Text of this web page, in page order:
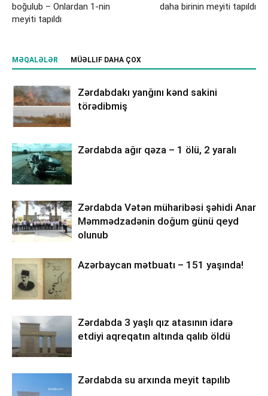
boğulub – Onlardan 1-nin
meyiti tapıldı
daha birinin meyiti tapıldı
MƏQALƏLƏR MÜƏLLIF DAHA ÇOX
Zərdabdakı yanğını kənd sakini
törədibmiş
Zərdabda ağır qəza – 1 ölü, 2 yaralı
Zərdabda Vətən müharibəsi şəhidi Anar
Məmmədzadənin doğum günü qeyd
olunub
Azərbaycan mətbuatı – 151 yaşında!
Zərdabda 3 yaşlı qız atasının idarə
etdiyi aqreqatın altında qalıb öldü
Zərdabda su arxında meyit tapılıb